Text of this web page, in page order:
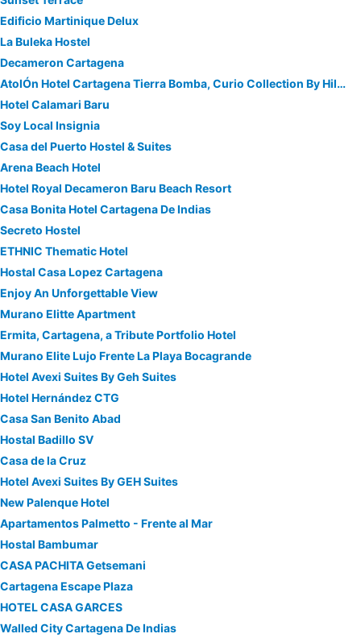
Edificio Martinique Delux
La Buleka Hostel
Decameron Cartagena
AtolÓn Hotel Cartagena Tierra Bomba, Curio Collection By Hilton
Hotel Calamari Baru
Soy Local Insignia
Casa del Puerto Hostel & Suites
Arena Beach Hotel
Hotel Royal Decameron Baru Beach Resort
Casa Bonita Hotel Cartagena De Indias
Secreto Hostel
ETHNIC Thematic Hotel
Hostal Casa Lopez Cartagena
Enjoy An Unforgettable View
Murano Elitte Apartment
Ermita, Cartagena, a Tribute Portfolio Hotel
Murano Elite Lujo Frente La Playa Bocagrande
Hotel Avexi Suites By Geh Suites
Hotel Hernández CTG
Casa San Benito Abad
Hostal Badillo SV
Casa de la Cruz
Hotel Avexi Suites By GEH Suites
New Palenque Hotel
Apartamentos Palmetto - Frente al Mar
Hostal Bambumar
CASA PACHITA Getsemani
Cartagena Escape Plaza
HOTEL CASA GARCES
Walled City Cartagena De Indias